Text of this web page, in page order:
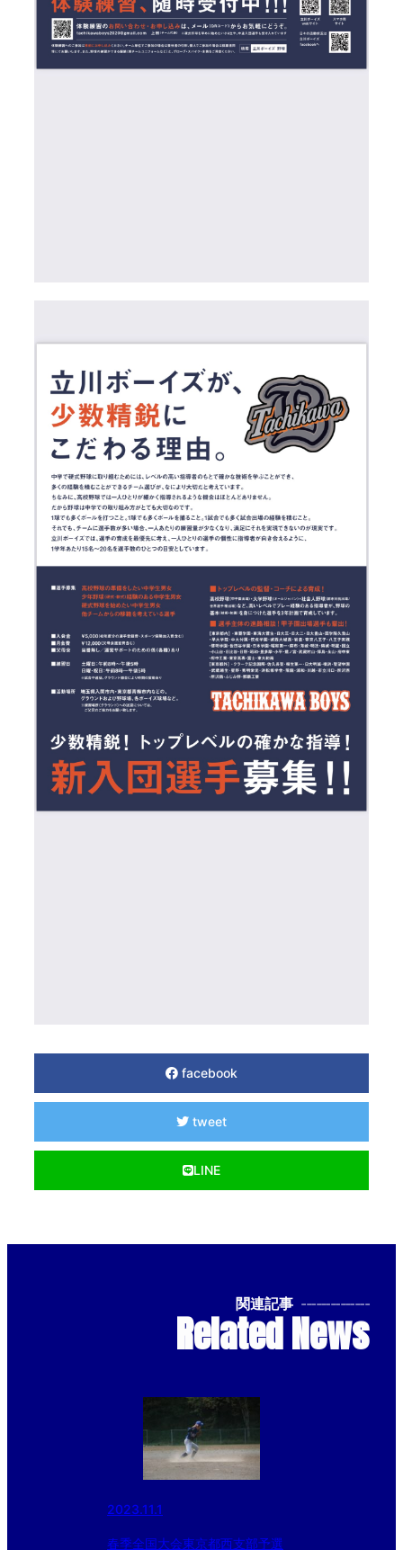
facebook
tweet
LINE
関連記事 --------------
Related News
2023.11.1
春季全国大会東京都西支部予選